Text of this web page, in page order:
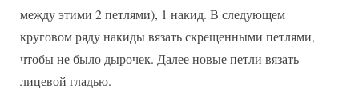
между этими 2 петлями), 1 накид. В следующем
круговом ряду накиды вязать скрещенными петлями,
чтобы не было дырочек. Далее новые петли вязать
лицевой гладью.